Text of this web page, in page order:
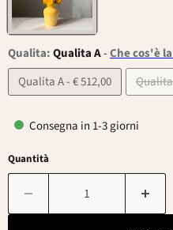
Qualita:Qualita A-Che cos'è
Qualita A - € 512,00
Consegna in 1-3 giorni
Quantità